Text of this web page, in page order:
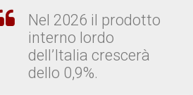
Nel 2026 il prodotto
interno lordo
dell’Italia crescerà
dello 0,9%.